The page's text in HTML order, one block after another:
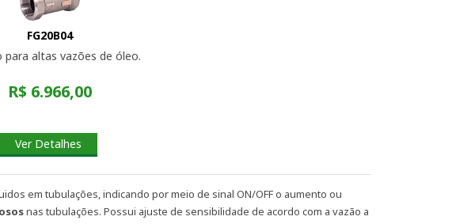
FG20B04
para altas vazões de óleo.
R$ 6.966,00
Ver Detalhes
em tubulações, indicando por meio de sinal ON/OFF o aumento ou
nas tubulações. Possui ajuste de sensibilidade de acordo com a vazão a